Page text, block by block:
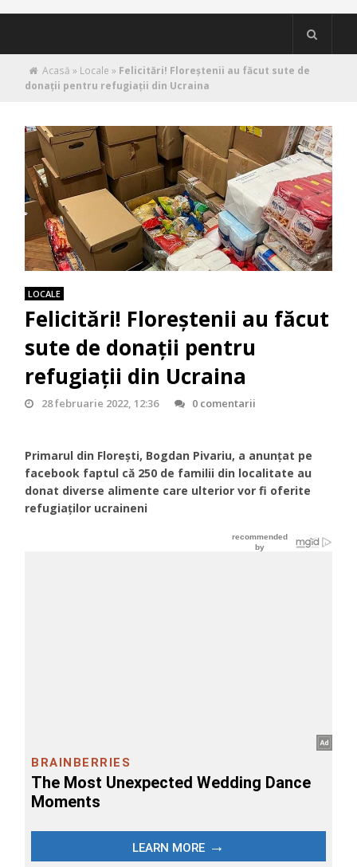
Acasă » Locale » Felicitări! Floreștenii au făcut sute de
donații pentru refugiații din Ucraina
LOCALE
Felicitări! Floreștenii au făcut
sute de donații pentru
refugiații din Ucraina
28 februarie 2022, 12:36 0 comentarii
Primarul din Florești, Bogdan Pivariu, a anunțat pe
facebook faptul că 250 de familii din localitate au
donat diverse alimente care ulterior vor fi oferite
refugiaților ucraineni